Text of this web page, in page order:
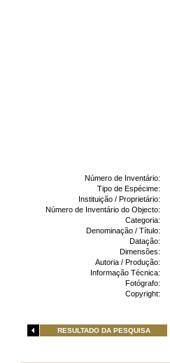
Número de Inventário:
Tipo de Espécime:
Instituição / Proprietário:
Número de Inventário do Objecto:
Categoria:
Denominação / Título:
Datação:
Dimensões:
Autoria / Produção:
Informação Técnica:
Fotógrafo:
Copyright:
RESULTADO DA PESQUISA